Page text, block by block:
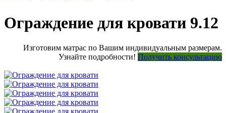
Ограждение для кровати 9.12
Изготовим матрас по Вашим индивидуальным размерам.
Узнайте подробности! Получить консультацию